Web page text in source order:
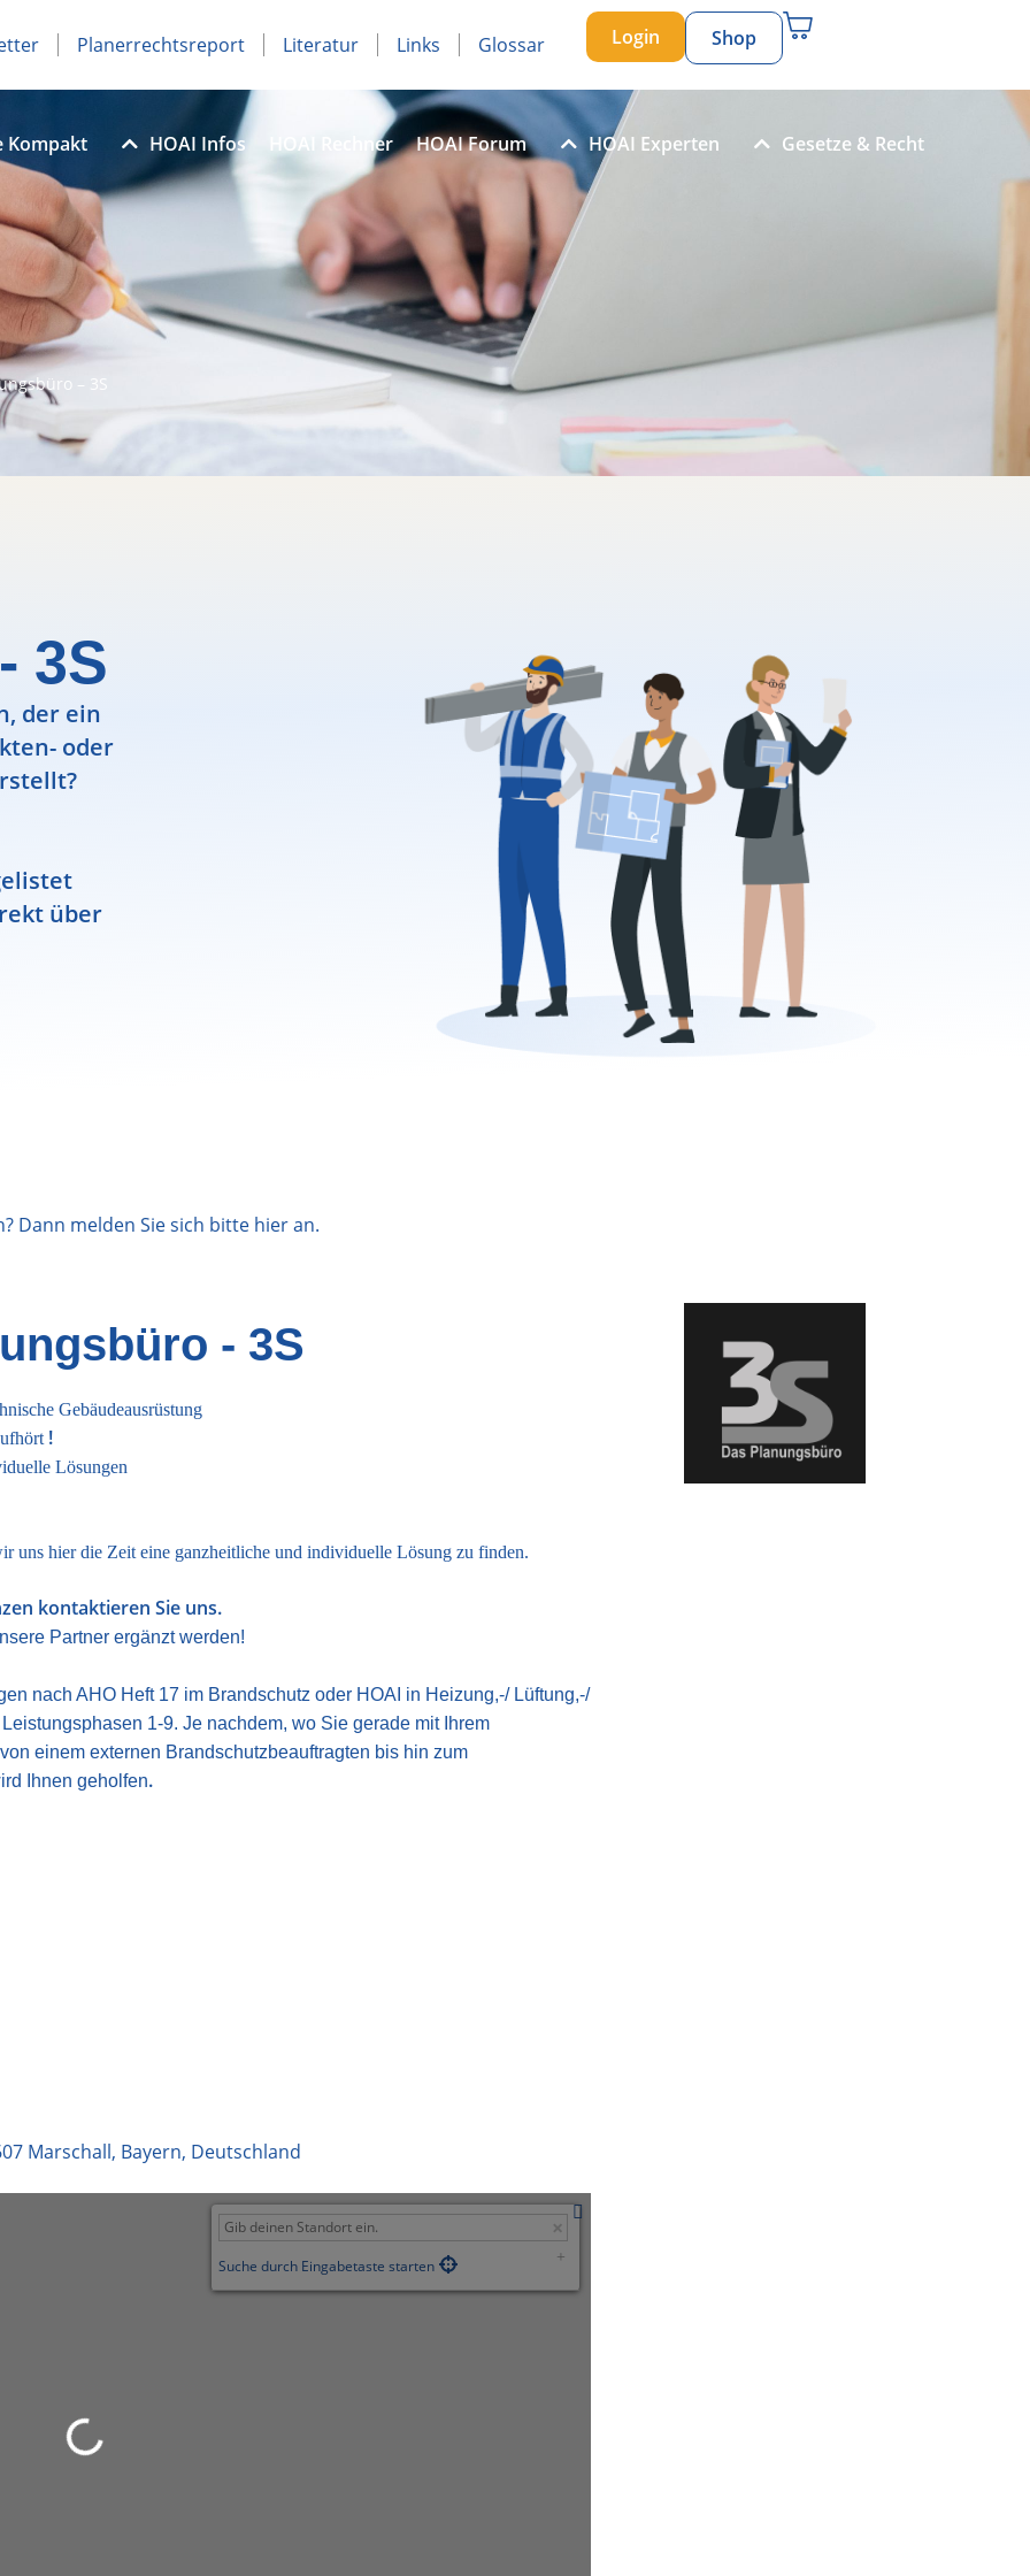
Planerrechtsreport Literatur Links Glossar Login Shop
Kompakt HOAI Infos HOAI Rechner HOAI Forum HOAI Experten Gesetze & Recht
– 3S
3S
der ein
oder
über
Dann melden Sie sich bitte hieran.
- 3S
Gebäudeausrüstung
!
Lösungen
uns hier die Zeit eine ganzheitliche und individuelle Lösung zu finden.
kontaktieren Sie uns.
Partner ergänzt werden!
nach AHO Heft 17 im Brandschutz oder HOAI in Heizung,-/ Lüftung,-/
1-9. Je nachdem, wo Sie gerade mit Ihrem
einem externen Brandschutzbeauftragten bis hin zum
Ihnen geholfen.
Marschall, Bayern, Deutschland
Suche durch Eingabetaste starten